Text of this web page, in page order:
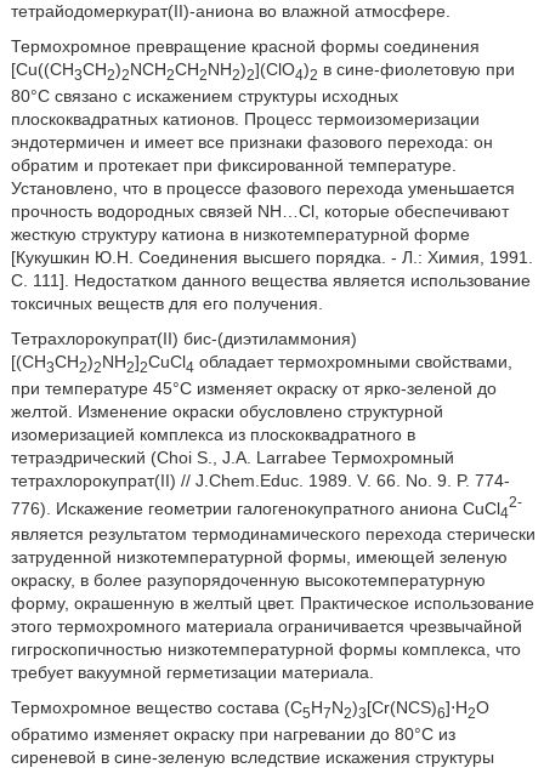
тетрайодомеркурат(II)-аниона во влажной атмосфере.
Термохромное превращение красной формы соединения
[Cu((CH3CH2)2NCH2CH2NH2)2](ClO4)2 в сине-фиолетовую при
80°С связано с искажением структуры исходных
плоскоквадратных катионов. Процесс термоизомеризации
эндотермичен и имеет все признаки фазового перехода: он
обратим и протекает при фиксированной температуре.
Установлено, что в процессе фазового перехода уменьшается
прочность водородных связей NH…Cl, которые обеспечивают
жесткую структуру катиона в низкотемпературной форме
[Кукушкин Ю.Н. Соединения высшего порядка. - Л.: Химия, 1991.
С. 111]. Недостатком данного вещества является использование
токсичных веществ для его получения.
Тетрахлорокупрат(II) бис-(диэтиламмония)
[(CH3CH2)2NH2]2CuCl4 обладает термохромными свойствами,
при температуре 45°С изменяет окраску от ярко-зеленой до
желтой. Изменение окраски обусловлено структурной
изомеризацией комплекса из плоскоквадратного в
тетраэдрический (Choi S., J.A. Larrabee Термохромный
тетрахлорокупрат(II) // J.Chem.Educ. 1989. V. 66. No. 9. P. 774-
776). Искажение геометрии галогенокупратного аниона CuCl4
2-
является результатом термодинамического перехода стерически
затруденной низкотемпературной формы, имеющей зеленую
окраску, в более разупорядоченную высокотемпературную
форму, окрашенную в желтый цвет. Практическое использование
этого термохромного материала ограничивается чрезвычайной
гигроскопичностью низкотемпературной формы комплекса, что
требует вакуумной герметизации материала.
Термохромное вещество состава (C5H7N2)3[Cr(NCS)6]⋅H2O
обратимо изменяет окраску при нагревании до 80°С из
сиреневой в сине-зеленую вследствие искажения структуры